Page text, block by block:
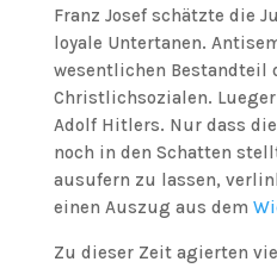
Franz Josef schätzte die
loyale Untertanen.
wesentlichen Bestandteil
Christlichsozialen.
Adolf Hitlers. Nur dass
noch in den Schatten
ausufern zu lassen,
einen Auszug aus dem
Zu dieser Zeit agierten